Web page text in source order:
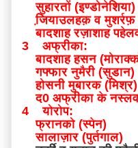
सुहारतों (इण्डोनेशिया)
जि़याउलहक़ व मुशर्रफ़
बादशाह रज़ाशाह
3 अफ्रीका:
बादशाह हसन
गफ्फार नुमैरी (सुडान)
होसनी मुबारक (मिश्र)
द0 अफ्रीका के
4 योरोप:
फ्रानको (स्पेन)
सालाज़ार (पुर्तगाल)